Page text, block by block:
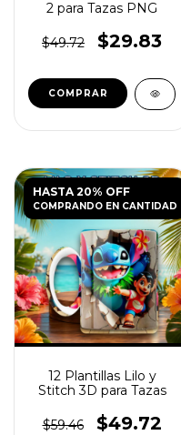
2 para Tazas PNG
$49.72 $29.83
HASTA 20% OFF
COMPRANDO EN CANTIDAD
12 Plantillas Lilo y
Stitch 3D para Tazas
$59.46 $49.72